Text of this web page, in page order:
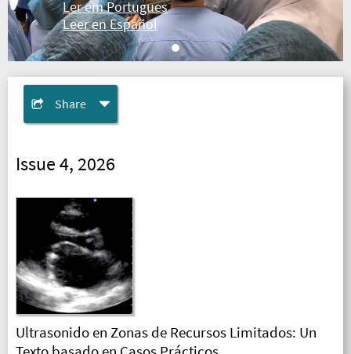
Ler em Portugues
Leer en Español
Share
Issue 4, 2026
Ultrasonido en Zonas de Recursos Limitados: Un